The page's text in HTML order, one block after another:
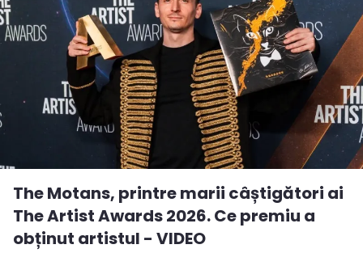
The Motans, printre marii câștigători ai
The Artist Awards 2026. Ce premiu a
obținut artistul - VIDEO